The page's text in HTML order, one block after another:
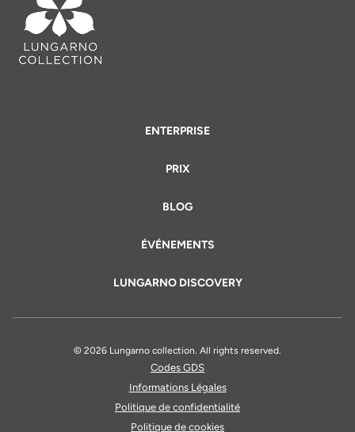
ENTERPRISE
PRIX
BLOG
ÉVÉNEMENTS
LUNGARNO DISCOVERY
© 2026 Lungarno collection. All rights reserved.
Codes GDS
Informations Légales
Politique de confidentialité
Politique de cookies